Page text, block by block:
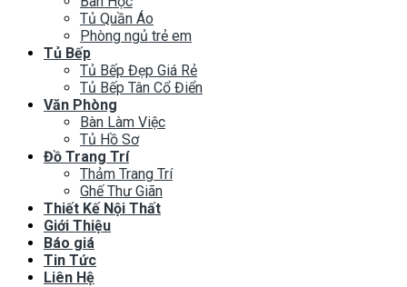
Tủ Quần Áo
Phòng ngủ trẻ em
Tủ Bếp
Tủ Bếp Đẹp Giá Rẻ
Tủ Bếp Tân Cổ Điển
Văn Phòng
Bàn Làm Việc
Tủ Hồ Sơ
Đồ Trang Trí
Thảm Trang Trí
Ghế Thư Giãn
Thiết Kế Nội Thất
Giới Thiệu
Báo giá
Tin Tức
Liên Hệ